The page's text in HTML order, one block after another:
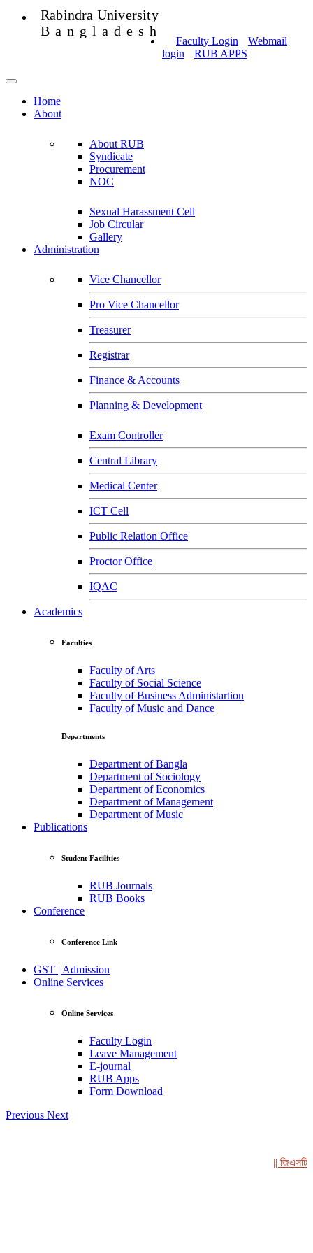
Rabindra University
Bangladesh
Faculty Login
Webmail
login
RUB APPS
Home
About
About RUB
Syndicate
Procurement
NOC
Sexual Harassment Cell
Job Circular
Gallery
Administration
Vice Chancellor
Pro Vice Chancellor
Treasurer
Registrar
Finance & Accounts
Planning & Development
Exam Controller
Central Library
Medical Center
ICT Cell
Public Relation Office
Proctor Office
IQAC
Academics
Faculties
Faculty of Arts
Faculty of Social Science
Faculty of Business Administartion
Faculty of Music and Dance
Departments
Department of Bangla
Department of Sociology
Department of Economics
Department of Management
Department of Music
Publications
Student Facilities
RUB Journals
RUB Books
Conference
Conference Link
GST | Admission
Online Services
Online Services
Faculty Login
Leave Management
E-journal
RUB Apps
Form Download
Previous Next
|| জিএসটি